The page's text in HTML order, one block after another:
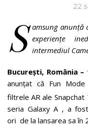
22
S amsung anunță
experiențe
intermediul
București, România
anunțat că Fun
filtrele AR ale Snapchat
seria Galaxy A , a
ori de la lansarea sa în